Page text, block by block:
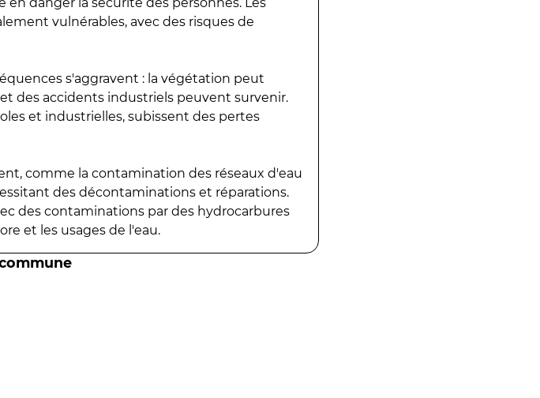
vulnérables, avec des risques de
s'aggravent : la végétation peut
des accidents industriels peuvent survenir.
et industrielles, subissent des pertes
comme la contamination des réseaux d'eau
des décontaminations et réparations.
des contaminations par des hydrocarbures
et les usages de l'eau.